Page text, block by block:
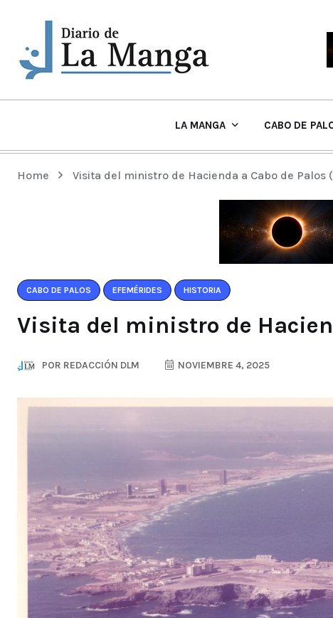
LA MANGA CABO DE
Home Visita del ministro de Hacienda a Cabo de Palos
CABO DE PALOS EFEMÉRIDES HISTORIA
Visita del ministro de
POR REDACCIÓN DLM NOVIEMBRE 4, 2025